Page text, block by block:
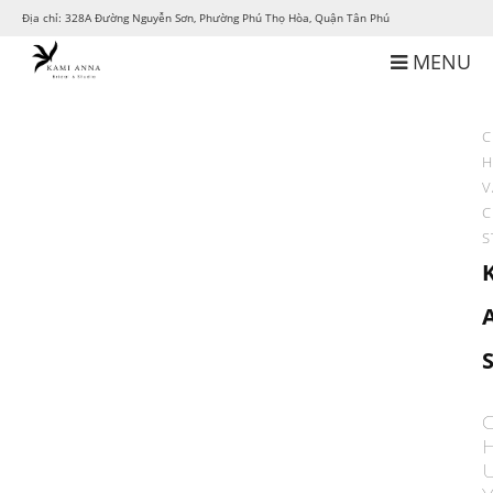
Địa chỉ: 328A Đường Nguyễn Sơn, Phường Phú Thọ Hòa, Quận Tân Phú
MENU